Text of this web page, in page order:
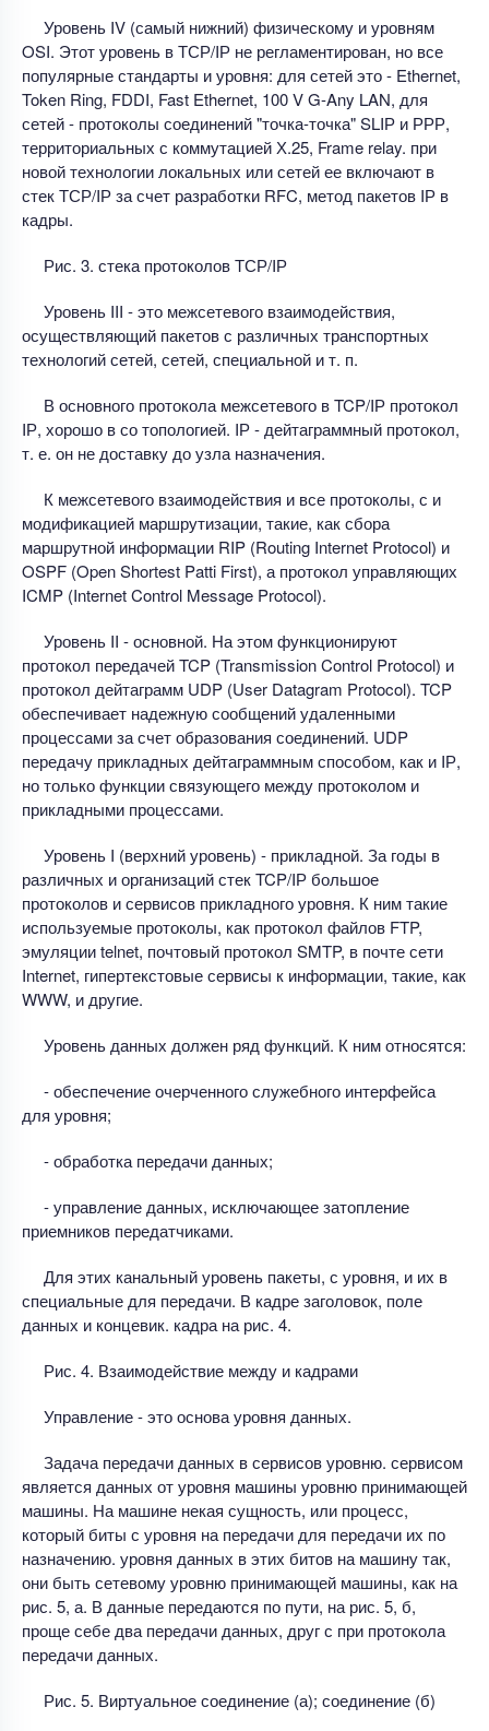
Уровень IV (самый нижний) физическому и уровням
OSI. Этот уровень в ТСР/IР не регламентирован, но все
популярные стандарты и уровня: для сетей это - Ethernet,
Token Ring, FDDI, Fast Ethernet, 100 V G-Any LAN, для
сетей - протоколы соединений "точка-точка" SLIР и РРР,
территориальных с коммутацией Х.25, Frame relay. при
новой технологии локальных или сетей ее включают в
стек ТСР/IР за счет разработки RFC, метод пакетов IР в
кадры.
Рис. 3. стека протоколов ТСР/IР
Уровень III - это межсетевого взаимодействия,
осуществляющий пакетов с различных транспортных
технологий сетей, сетей, специальной и т. п.
В основного протокола межсетевого в TCP/IР протокол
IР, хорошо в со топологией. IР - дейтаграммный протокол,
т. е. он не доставку до узла назначения.
К межсетевого взаимодействия и все протоколы, с и
модификацией маршрутизации, такие, как сбора
маршрутной информации RIP (Routing Internet Protocol) и
OSPF (Open Shortest Patti First), а протокол управляющих
ICMP (Internet Control Message Protocol).
Уровень II - основной. На этом функционируют
протокол передачей TCP (Transmission Control Protocol) и
протокол дейтаграмм UDP (User Datagram Protocol). TCP
обеспечивает надежную сообщений удаленными
процессами за счет образования соединений. UDP
передачу прикладных дейтаграммным способом, как и IР,
но только функции связующего между протоколом и
прикладными процессами.
Уровень I (верхний уровень) - прикладной. За годы в
различных и организаций стек TCP/IР большое
протоколов и сервисов прикладного уровня. К ним такие
используемые протоколы, как протокол файлов FTP,
эмуляции telnet, почтовый протокол SMTP, в почте сети
Internet, гипертекстовые сервисы к информации, такие, как
WWW, и другие.
Уровень данных должен ряд функций. К ним относятся:
- обеспечение очерченного служебного интерфейса
для уровня;
- обработка передачи данных;
- управление данных, исключающее затопление
приемников передатчиками.
Для этих канальный уровень пакеты, с уровня, и их в
специальные для передачи. В кадре заголовок, поле
данных и концевик. кадра на рис. 4.
Рис. 4. Взаимодействие между и кадрами
Управление - это основа уровня данных.
Задача передачи данных в сервисов уровню. сервисом
является данных от уровня машины уровню принимающей
машины. На машине некая сущность, или процесс,
который биты с уровня на передачи для передачи их по
назначению. уровня данных в этих битов на машину так,
они быть сетевому уровню принимающей машины, как на
рис. 5, а. В данные передаются по пути, на рис. 5, б,
проще себе два передачи данных, друг с при протокола
передачи данных.
Рис. 5. Виртуальное соединение (а); соединение (б)